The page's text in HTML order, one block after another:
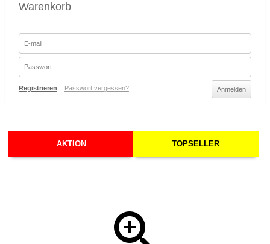
Warenkorb
Registrieren Passwort vergessen?
AKTION TOPSELLER